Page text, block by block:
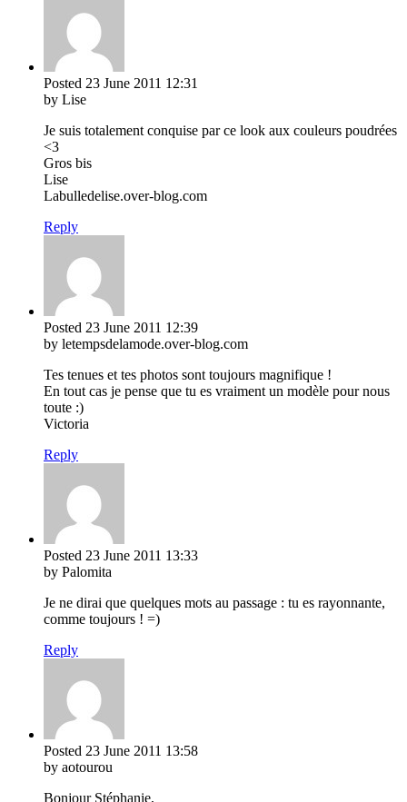
Posted 23 June 2011 12:31
by Lise
Je suis totalement conquise par ce look aux couleurs poudrées
<3
Gros bis
Lise
Labulledelise.over-blog.com
Reply
Posted 23 June 2011 12:39
by letempsdelamode.over-blog.com
Tes tenues et tes photos sont toujours magnifique !
En tout cas je pense que tu es vraiment un modèle pour nous
toute :)
Victoria
Reply
Posted 23 June 2011 13:33
by Palomita
Je ne dirai que quelques mots au passage : tu es rayonnante,
comme toujours ! =)
Reply
Posted 23 June 2011 13:58
by aotourou
Bonjour Stéphanie,